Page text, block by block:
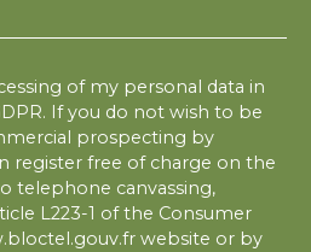
of my personal data in
If you do not wish to be
prospecting by
register free of charge on the
telephone canvassing,
L223-1 of the Consumer
website or by